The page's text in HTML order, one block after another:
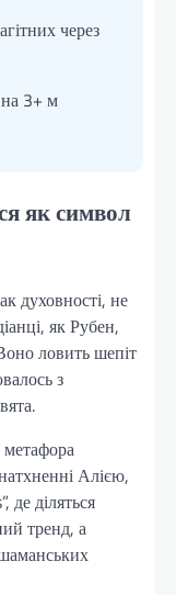
через
на 3+ м
як символ
духовності, не
як Рубен,
ловить шепіт
з
Алією,
де діляться
тренд, а